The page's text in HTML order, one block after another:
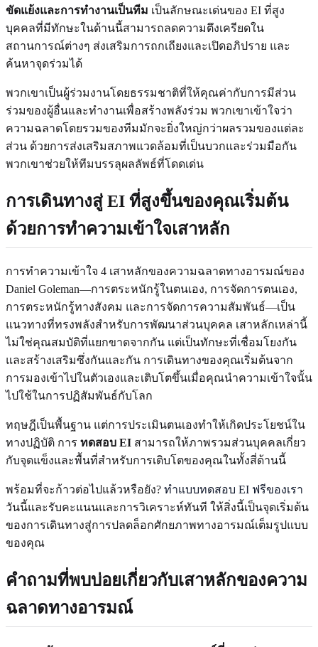
ขัดแย้งและการทำงานเป็นทีม เป็นลักษณะเด่นของ EI ที่สูง
บุคคลที่มีทักษะในด้านนี้สามารถลดความตึงเครียดใน
สถานการณ์ต่างๆ ส่งเสริมการถกเถียงและเปิดอภิปราย และ
ค้นหาจุดร่วมได้
พวกเขาเป็นผู้ร่วมงานโดยธรรมชาติที่ให้คุณค่ากับการมีส่วน
ร่วมของผู้อื่นและทำงานเพื่อสร้างพลังร่วม พวกเขาเข้าใจว่า
ความฉลาดโดยรวมของทีมมักจะยิ่งใหญ่กว่าผลรวมของแต่ละ
ส่วน ด้วยการส่งเสริมสภาพแวดล้อมที่เป็นบวกและร่วมมือกัน
พวกเขาช่วยให้ทีมบรรลุผลลัพธ์ที่โดดเด่น
การเดินทางสู่ EI ที่สูงขึ้นของคุณเริ่มต้น
ด้วยการทำความเข้าใจเสาหลัก
การทำความเข้าใจ 4 เสาหลักของความฉลาดทางอารมณ์ของ
Daniel Goleman—การตระหนักรู้ในตนเอง, การจัดการตนเอง,
การตระหนักรู้ทางสังคม และการจัดการความสัมพันธ์—เป็น
แนวทางที่ทรงพลังสำหรับการพัฒนาส่วนบุคคล เสาหลักเหล่านี้
ไม่ใช่คุณสมบัติที่แยกขาดจากกัน แต่เป็นทักษะที่เชื่อมโยงกัน
และสร้างเสริมซึ่งกันและกัน การเดินทางของคุณเริ่มต้นจาก
การมองเข้าไปในตัวเองและเติบโตขึ้นเมื่อคุณนำความเข้าใจนั้น
ไปใช้ในการปฏิสัมพันธ์กับโลก
ทฤษฎีเป็นพื้นฐาน แต่การประเมินตนเองทำให้เกิดประโยชน์ใน
ทางปฏิบัติ การ ทดสอบ EI สามารถให้ภาพรวมส่วนบุคคลเกี่ยว
กับจุดแข็งและพื้นที่สำหรับการเติบโตของคุณในทั้งสี่ด้านนี้
พร้อมที่จะก้าวต่อไปแล้วหรือยัง? ทำแบบทดสอบ EI ฟรีของเรา
วันนี้และรับคะแนนและการวิเคราะห์ทันที ให้สิ่งนี้เป็นจุดเริ่มต้น
ของการเดินทางสู่การปลดล็อกศักยภาพทางอารมณ์เต็มรูปแบบ
ของคุณ
คำถามที่พบบ่อยเกี่ยวกับเสาหลักของความ
ฉลาดทางอารมณ์